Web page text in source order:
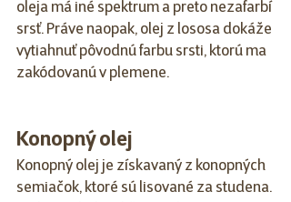
oleja má iné spektrum a preto nezafarbí
srsť. Práve naopak, olej z lososa dokáže
vytiahnuť pôvodnú farbu srsti, ktorú ma
zakódovanú v plemene.
Konopný olej
Konopný olej je získavaný z konopných
semiačok, ktoré sú lisované za studena.